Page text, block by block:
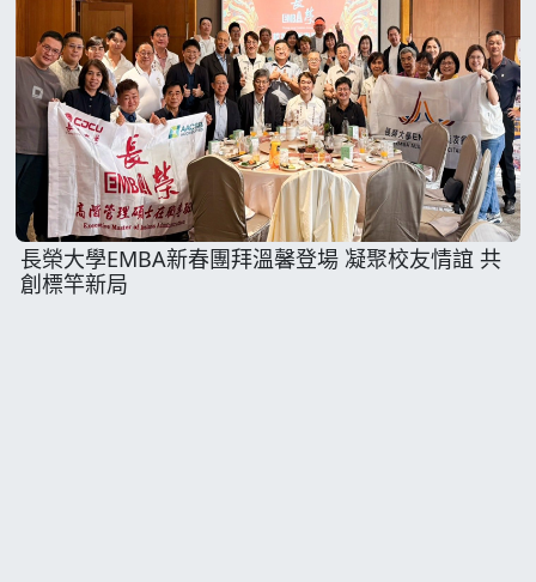
長榮大學EMBA新春團拜溫馨登場 凝聚校友情誼 共
創標竿新局